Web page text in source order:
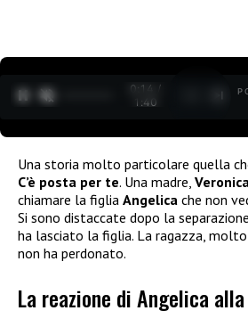
0:15 /
1:40
Una storia molto particolare quella
C’è posta per te. Una madre, Veronica
chiamare la figlia Angelica che non
Si sono distaccate dopo la
ha lasciato la figlia. La ragazza, molto
non ha perdonato.
La reazione di Angelica